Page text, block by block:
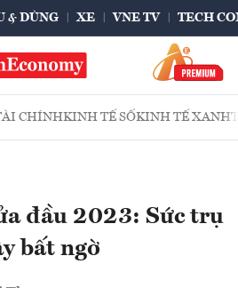
& DÙNG XE VNE TV TECH
CHÍNHKINH TẾ SỐKINH TẾ XANH
đầu 2023: Sức trụ
bất ngờ